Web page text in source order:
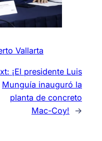
Vallarta
¡El presidente Luis
Munguía inauguró la
planta de concreto
Mac-Coy!
→